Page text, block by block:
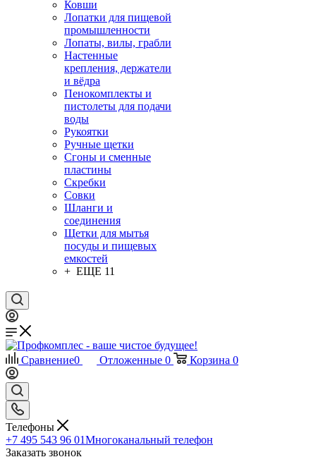
Ковши
Лопатки для пищевой
промышленности
Лопаты, вилы, грабли
Настенные
крепления, держатели
и вёдра
Пенокомплекты и
пистолеты для подачи
воды
Рукоятки
Ручные щетки
Сгоны и сменные
пластины
Скребки
Совки
Шланги и
соединения
Щетки для мытья
посуды и пищевых
емкостей
+ ЕЩЕ 11
Сравнение0 Отложенные 0 Корзина 0
Телефоны
+7 495 543 96 01Многоканальный телефон
Заказать звонок